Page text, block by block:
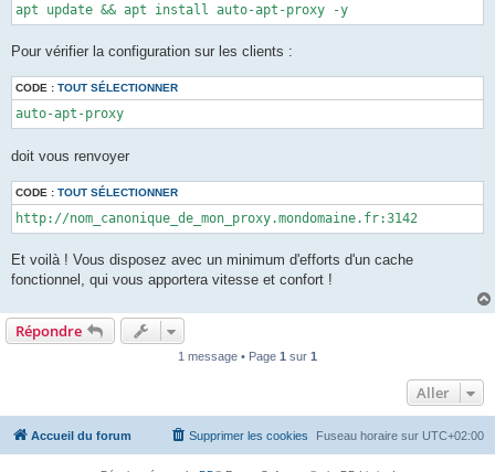
apt update && apt install auto-apt-proxy -y
Pour vérifier la configuration sur les clients :
CODE : TOUT SÉLECTIONNER
auto-apt-proxy
doit vous renvoyer
CODE : TOUT SÉLECTIONNER
http://nom_canonique_de_mon_proxy.mondomaine.fr:3142
Et voilà ! Vous disposez avec un minimum d'efforts d'un cache
fonctionnel, qui vous apportera vitesse et confort !
Répondre
1 message • Page 1 sur 1
Aller
Accueil du forum Fuseau horaire sur UTC+02:00
Supprimer les cookies